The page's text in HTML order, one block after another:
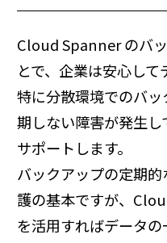
Cloud Spanner のバ
とで、企業は安心して
特に分散環境でのバ
期しない障害が発生
サポートします。
バックアップの定期
護の基本ですが、
を活用すればデータ